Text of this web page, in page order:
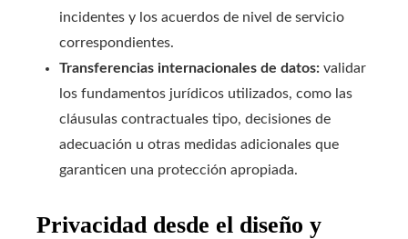
incidentes y los acuerdos de nivel de servicio
correspondientes.
Transferencias internacionales de datos: validar
los fundamentos jurídicos utilizados, como las
cláusulas contractuales tipo, decisiones de
adecuación u otras medidas adicionales que
garanticen una protección apropiada.
Privacidad desde el diseño y